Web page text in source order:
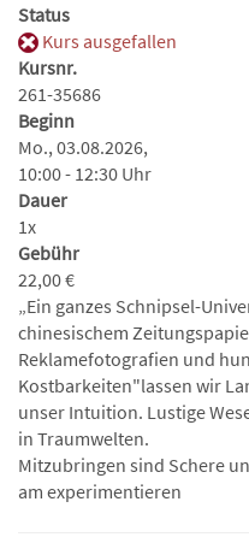
Status
Kurs ausgefallen
Kursnr.
261-35686
Beginn
Mo., 03.08.2026,
10:00 - 12:30 Uhr
Dauer
1x
Gebühr
22,00 €
„Ein ganzes Schnipsel-
chinesischem
Reklamefotografien und
Kostbarkeiten"lassen wir
unser Intuition. Lustige
in Traumwelten.
Mitzubringen sind Schere
am experimentieren